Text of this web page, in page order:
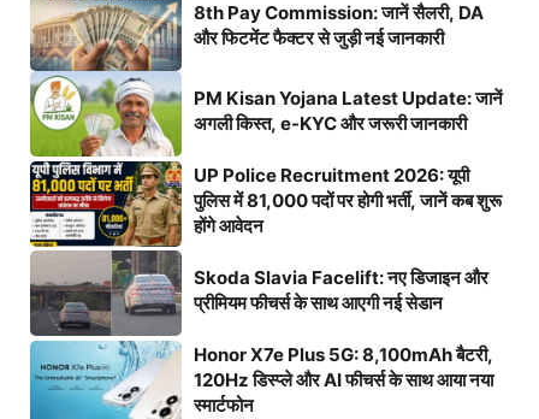
8th Pay Commission: जानें सैलरी, DA
और फिटमेंट फैक्टर से जुड़ी नई जानकारी
PM Kisan Yojana Latest Update: जानें
अगली किस्त, e-KYC और जरूरी जानकारी
UP Police Recruitment 2026: यूपी
पुलिस में 81,000 पदों पर होगी भर्ती, जानें कब शुरू
होंगे आवेदन
Skoda Slavia Facelift: नए डिजाइन और
प्रीमियम फीचर्स के साथ आएगी नई सेडान
Honor X7e Plus 5G: 8,100mAh बैटरी,
120Hz डिस्प्ले और AI फीचर्स के साथ आया नया
स्मार्टफोन